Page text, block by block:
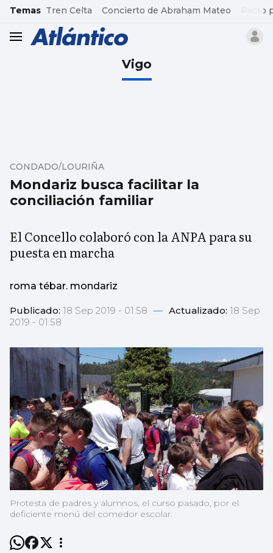
common.go-to-content
Temas Tren Celta Concierto de Abraham Mateo Pacto
header.menu.open
Vigo
Mondariz busca facilitar la
conciliación familiar
CONDADO/LOURIÑA
El Concello colaboró con la ANPA para su
puesta en marcha
roma tébar. mondariz
Publicado: 18 Sep 2019 - 01:58 — Actualizado: 18 Sep
2019 - 01:58
Protesta de padres y alumnos, el curso pasado, por el
deficiente menú del comedor escolar.